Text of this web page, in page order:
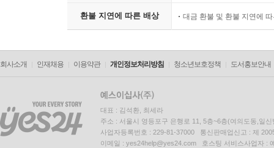
환불 지연에 따른 배상 대금 환불 및 환불 지연에
회사소개 인재채용 이용약관 개인정보처리방침 청소년보호정책 도서홍보안내
대표 : 김석환, 최세라
주소 : 서울시 영등포구 은행로 11, 5층~6층(여의도동,일신
사업자등록번호 : 229-81-37000 통신판매업신고 : 제
이메일 : yes24help@yes24.com 호스팅 서비스사업자 :